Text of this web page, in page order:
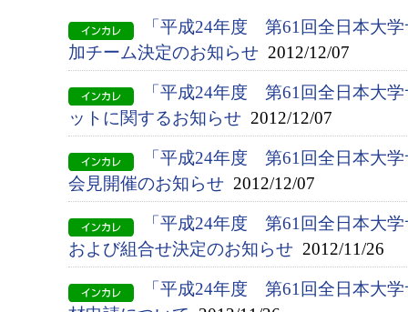
「平成24年度 第61回全日本大
加チーム決定のお知らせ 2012/12/07
「平成24年度 第61回全日本大
ットに関するお知らせ 2012/12/07
「平成24年度 第61回全日本大
会見開催のお知らせ 2012/12/07
「平成24年度 第61回全日本大
および組合せ決定のお知らせ 2012/11/26
「平成24年度 第61回全日本大